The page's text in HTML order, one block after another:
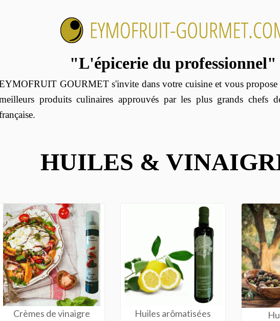
"L'épicerie du professionnel"
GOURMET s'invite dans votre cuisine et vous propose
produits culinaires approuvés par les plus grands chefs
HUILES &
Crèmes de vinaigre Huiles arômatisées